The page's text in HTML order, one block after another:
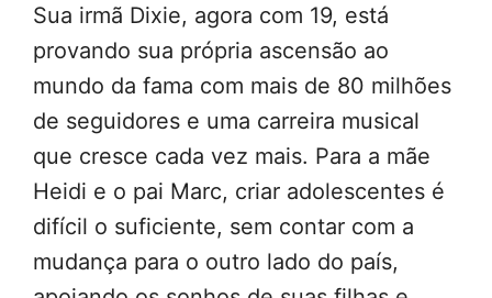
Sua irmã Dixie, agora com 19, está
provando sua própria ascensão ao
mundo da fama com mais de 80 milhões
de seguidores e uma carreira musical
que cresce cada vez mais. Para a mãe
Heidi e o pai Marc, criar adolescentes é
difícil o suficiente, sem contar com a
mudança para o outro lado do país,